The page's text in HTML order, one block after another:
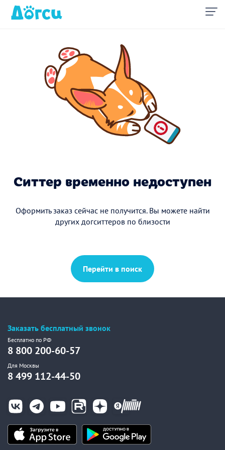
Ситтер временно недоступен
Оформить заказ сейчас не получится. Вы можете найти
других догситтеров по близости
Перейти в поиск
Заказать бесплатный звонок
Бесплатно по РФ
8 800 200-60-57
Для Москвы
8 499 112-44-50